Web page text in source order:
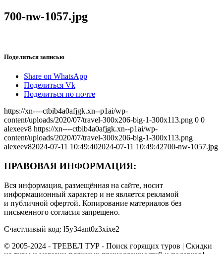
700-nw-1057.jpg
Поделиться записью
Share on WhatsApp
Поделиться Vk
Поделиться по почте
https://xn----ctbib4a0afjgk.xn--p1ai/wp-
content/uploads/2020/07/travel-300x206-big-1-300x113.png 0 0
alexeev8 https://xn----ctbib4a0afjgk.xn--p1ai/wp-
content/uploads/2020/07/travel-300x206-big-1-300x113.png
alexeev82024-07-11 10:49:402024-07-11 10:49:42700-nw-1057.jpg
ПРАВОВАЯ ИНФОРМАЦИЯ:
Вся информация, размещённая на сайте, носит
информационный характер и не является рекламой
и публичной офертой. Копирование материалов без
письменного согласия запрещено.
Счастливый код: l5y34ant0z3xixe2
© 2005-2024 - ТРЕВЕЛ ТУР - Поиск горящих туров | Скидки